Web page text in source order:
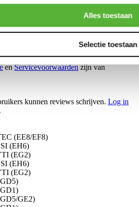
Alles toestaan
Selectie toestaan
door reCAPTCHA - het
enServicevoorwaardenzijn van
kunnen reviews schrijven. Log in
.
(EE8/EF8)
(EH6)
(EG2)
(EH6)
(EG2)
GE2)